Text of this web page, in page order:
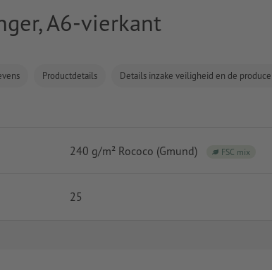
A6-vierkant
Productdetails Details inzake veiligheid en de
240 g/m² Rococo (Gmund) FSC mix
25